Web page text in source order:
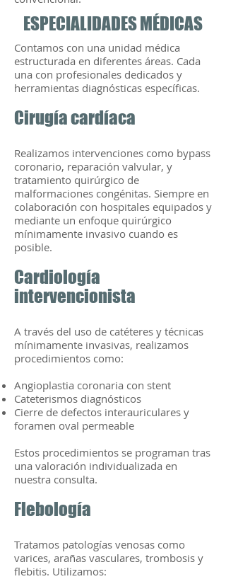
ESPECIALIDADES MÉDICAS
Contamos con una unidad médica
estructurada en diferentes áreas. Cada
una con profesionales dedicados y
herramientas diagnósticas específicas.
Cirugía cardíaca
Realizamos intervenciones como bypass
coronario, reparación valvular, y
tratamiento quirúrgico de
malformaciones congénitas. Siempre en
colaboración con hospitales equipados y
mediante un enfoque quirúrgico
mínimamente invasivo cuando es
posible.
Cardiología
intervencionista
A través del uso de catéteres y técnicas
mínimamente invasivas, realizamos
procedimientos como:
Angioplastia coronaria con stent
Cateterismos diagnósticos
Cierre de defectos interauriculares y
foramen oval permeable
Estos procedimientos se programan tras
una valoración individualizada en
nuestra consulta.
Flebología
Tratamos patologías venosas como
varices, arañas vasculares, trombosis y
flebitis. Utilizamos: